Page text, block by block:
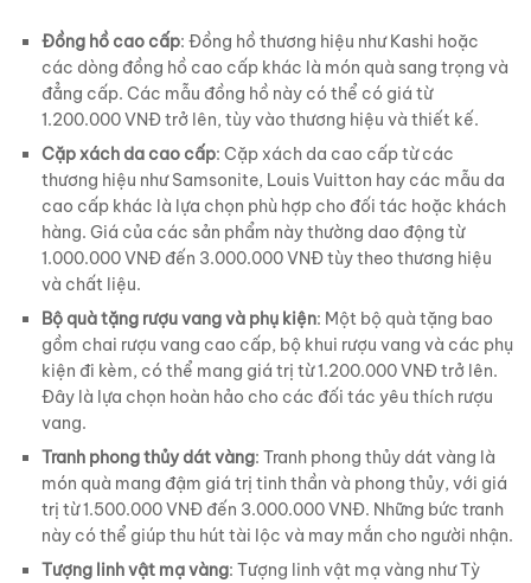
Đồng hồ cao cấp: Đồng hồ thương hiệu như Kashi hoặc
các dòng đồng hồ cao cấp khác là món quà sang trọng và
đẳng cấp. Các mẫu đồng hồ này có thể có giá từ
1.200.000 VNĐ trở lên, tùy vào thương hiệu và thiết kế.
Cặp xách da cao cấp: Cặp xách da cao cấp từ các
thương hiệu như Samsonite, Louis Vuitton hay các mẫu da
cao cấp khác là lựa chọn phù hợp cho đối tác hoặc khách
hàng. Giá của các sản phẩm này thường dao động từ
1.000.000 VNĐ đến 3.000.000 VNĐ tùy theo thương hiệu
và chất liệu.
Bộ quà tặng rượu vang và phụ kiện: Một bộ quà tặng bao
gồm chai rượu vang cao cấp, bộ khui rượu vang và các phụ
kiện đi kèm, có thể mang giá trị từ 1.200.000 VNĐ trở lên.
Đây là lựa chọn hoàn hảo cho các đối tác yêu thích rượu
vang.
Tranh phong thủy dát vàng: Tranh phong thủy dát vàng là
món quà mang đậm giá trị tinh thần và phong thủy, với giá
trị từ 1.500.000 VNĐ đến 3.000.000 VNĐ. Những bức tranh
này có thể giúp thu hút tài lộc và may mắn cho người nhận.
Tượng linh vật mạ vàng: Tượng linh vật mạ vàng như Tỳ